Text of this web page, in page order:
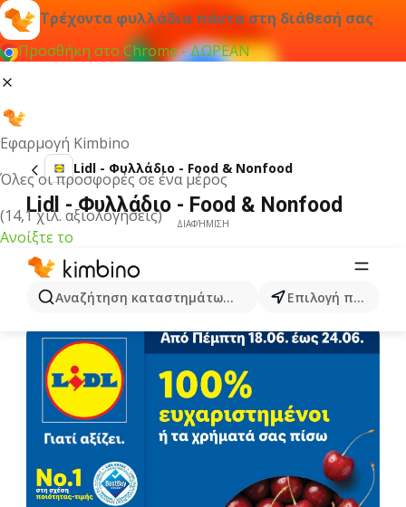
Τρέχοντα φυλλάδια πάντα στη διάθεσή σας
Προσθήκη στο Chrome - ΔΩΡΕΑΝ
Εφαρμογή Kimbino
Όλες οι προσφορές σε ένα μέρος
(14,1 χιλ. αξιολογήσεις)
Ανοίξτε το
Αναζήτηση καταστημάτων, κατηγοριών, προϊόντων...
Επιλογή πόλης
Lidl - Φυλλάδιο - Food & Nonfood
Lidl - Φυλλάδιο - Food & Nonfood
ΔΙΑΦΉΜΙΣΗ